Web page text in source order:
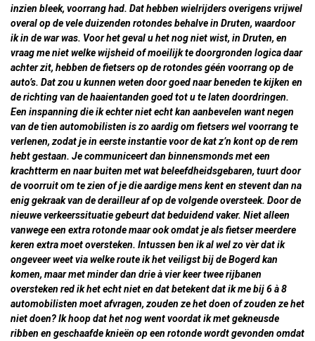
inzien bleek, voorrang had. Dat hebben wielrijders overigens vrijwel
overal op de vele duizenden rotondes behalve in Druten, waardoor
ik in de war was. Voor het geval u het nog niet wist, in Druten, en
vraag me niet welke wijsheid of moeilijk te doorgronden logica daar
achter zit, hebben de fietsers op de rotondes géén voorrang op de
auto’s. Dat zou u kunnen weten door goed naar beneden te kijken en
de richting van de haaientanden goed tot u te laten doordringen.
Een inspanning die ik echter niet echt kan aanbevelen want negen
van de tien automobilisten is zo aardig om fietsers wel voorrang te
verlenen, zodat je in eerste instantie voor de kat z’n kont op de rem
hebt gestaan. Je communiceert dan binnensmonds met een
krachtterm en naar buiten met wat beleefdheidsgebaren, tuurt door
de voorruit om te zien of je die aardige mens kent en stevent dan na
enig gekraak van de derailleur af op de volgende oversteek. Door de
nieuwe verkeerssituatie gebeurt dat beduidend vaker. Niet alleen
vanwege een extra rotonde maar ook omdat je als fietser meerdere
keren extra moet oversteken. Intussen ben ik al wel zo vèr dat ik
ongeveer weet via welke route ik het veiligst bij de Bogerd kan
komen, maar met minder dan drie à vier keer twee rijbanen
oversteken red ik het echt niet en dat betekent dat ik me bij 6 à 8
automobilisten moet afvragen, zouden ze het doen of zouden ze het
niet doen? Ik hoop dat het nog went voordat ik met gekneusde
ribben en geschaafde knieën op een rotonde wordt gevonden omdat